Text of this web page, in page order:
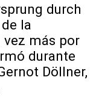
durch
la
más por
durante
Döllner,